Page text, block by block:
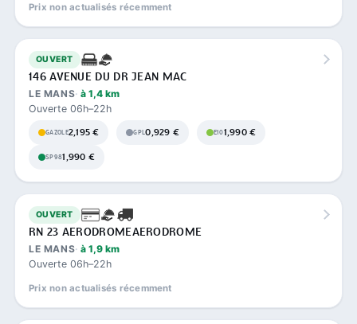
Prix non actualisés récemment
OUVERT
146 AVENUE DU DR JEAN MAC
LE MANS à 1,4 km
Ouverte 06h–22h
GAZOLE2,195 € GPL0,929 € E101,990 €
SP981,990 €
OUVERT
RN 23 AERODROMEAERODROME
LE MANS à 1,9 km
Ouverte 06h–22h
Prix non actualisés récemment